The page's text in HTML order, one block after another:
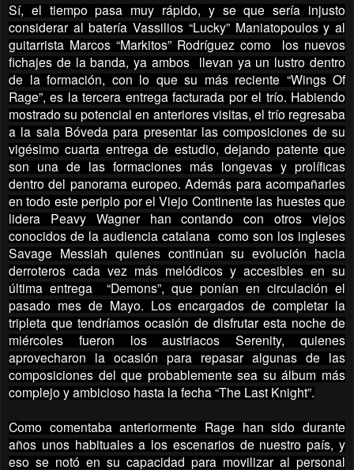
Sí, el tiempo pasa muy rápido, y se que sería injusto
considerar al batería Vassilios “Lucky” Maniatopoulos y al
guitarrista Marcos “Markitos” Rodríguez como los nuevos
fichajes de la banda, ya ambos llevan ya un lustro dentro
de la formación, con lo que su más reciente “Wings Of
Rage”, es la tercera entrega facturada por el trío. Habiendo
mostrado su potencial en anteriores visitas, el trío regresaba
a la sala Bóveda para presentar las composiciones de su
vigésimo cuarta entrega de estudio, dejando patente que
son una de las formaciones más longevas y prolíficas
dentro del panorama europeo. Además para acompañarles
en todo este periplo por el Viejo Continente las huestes que
lidera Peavy Wagner han contando con otros viejos
conocidos de la audiencia catalana como son los ingleses
Savage Messiah quienes continúan su evolución hacia
derroteros cada vez más melódicos y accesibles en su
última entrega “Demons”, que ponían en circulación el
pasado mes de Mayo. Los encargados de completar la
tripleta que tendríamos ocasión de disfrutar esta noche de
miércoles fueron los austriacos Serenity, quienes
aprovecharon la ocasión para repasar algunas de las
composiciones del que probablemente sea su álbum más
complejo y ambicioso hasta la fecha “The Last Knight”.
Como comentaba anteriormente Rage han sido durante
años unos habituales a los escenarios de nuestro país, y
eso se notó en su capacidad para movilizar al personal